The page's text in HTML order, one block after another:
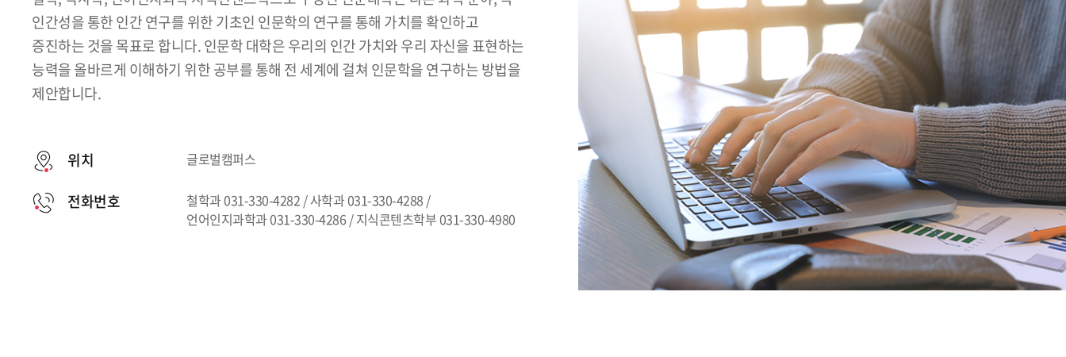
인간성을 통한 인간 연구를 위한 기초인 인문학의 연구를 통해 가치를 확인하고
증진하는 것을 목표로 합니다. 인문학 대학은 우리의 인간 가치와 우리 자신을 표현하는
능력을 올바르게 이해하기 위한 공부를 통해 전 세계에 걸쳐 인문학을 연구하는 방법을
제안합니다.
위치 글로벌캠퍼스
전화번호
철학과 031-330-4282 / 사학과 031-330-4288 /
언어인지과학과 031-330-4286 / 지식콘텐츠학부 031-330-4980